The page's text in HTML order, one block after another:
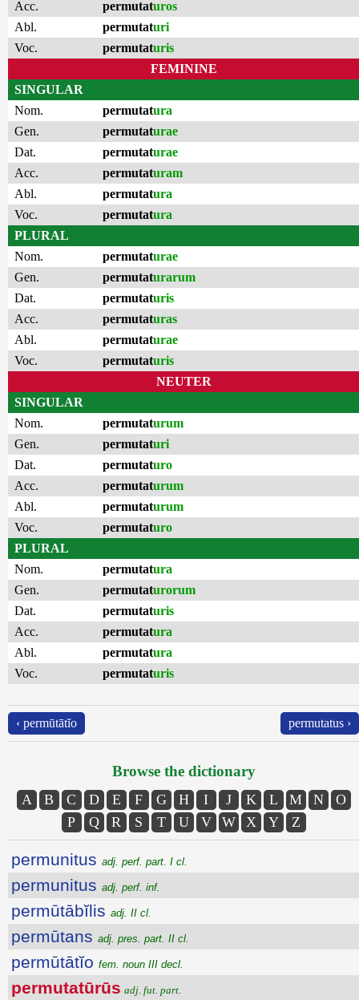
Acc.
permutaturos
Abl.
permutaturi
Voc.
permutaturis
FEMININE
SINGULAR
Nom.
permutatura
Gen.
permutaturae
Dat.
permutaturae
Acc.
permutaturam
Abl.
permutatura
Voc.
permutatura
PLURAL
Nom.
permutaturae
Gen.
permutaturarum
Dat.
permutaturis
Acc.
permutaturas
Abl.
permutaturae
Voc.
permutaturis
NEUTER
SINGULAR
Nom.
permutaturum
Gen.
permutaturi
Dat.
permutaturo
Acc.
permutaturum
Abl.
permutaturum
Voc.
permutaturo
PLURAL
Nom.
permutatura
Gen.
permutaturorum
Dat.
permutaturis
Acc.
permutatura
Abl.
permutatura
Voc.
permutaturis
‹ permūtātĭo permutatus ›
Browse the dictionary
A B C D E F G H I J K L M N
O
P
Q R S T U V W X Y Z
permunitus adj. perf. part. I cl.
permunitus adj. perf. inf.
permūtābĭlis adj. II cl.
permūtans adj. pres. part. II cl.
permūtātĭo fem. noun III decl.
permutatūrūs adj. fut. part.